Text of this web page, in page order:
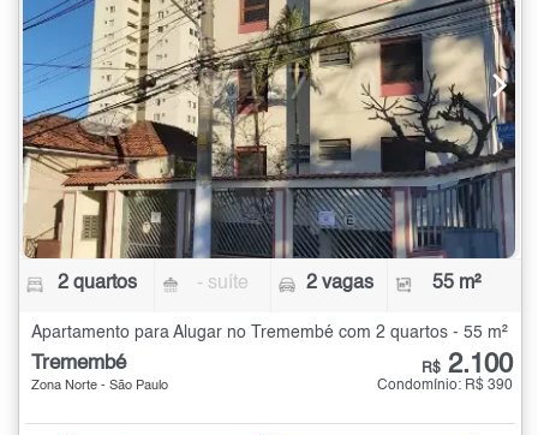
2 quartos - suíte 2 vagas 55 m²
Apartamento para Alugar no Tremembé com 2 quartos - 55 m²
Tremembé
Zona Norte - São Paulo
R$ 2.100
Condomínio: R$ 390